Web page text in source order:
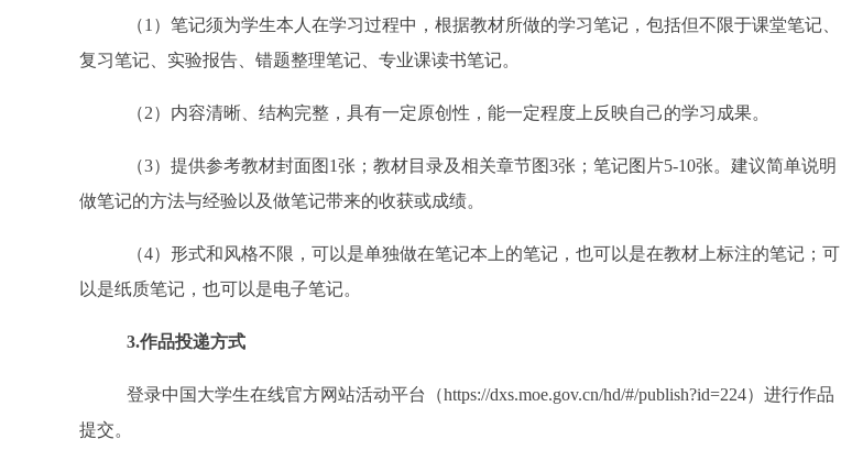
（1 ）笔记须为学生本人在学习过程中，根据教材所做的学习笔记，包括但不限于课堂笔记、
复习笔记、实验报告、错题整理笔记、专业课读书笔记。
（2）内容清晰、结构完整，具有一定原创性，能一定程度上反映自己的学习成果。
（3）提供参考教材封面图 1张；教材目录及相关章节图3张；笔记图片5-10张。建议简单说明
做笔记的方法与经验以及做笔记带来的收获或成绩。
（4）形式和风格不限，可以是单独做在笔记本上的笔记，也可以是在教材上标注的笔记；可
以是纸质笔记，也可以是电子笔记。
3.作品投递方式
登录中国大学生在线官方网站活动平台（https://dxs.moe.gov.cn/hd/#/publish?id=224）进行作品
提交。